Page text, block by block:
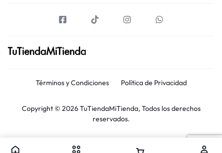
Términos y Condiciones Política de Privacidad
Copyright © 2026 TuTiendaMiTienda, Todos los derechos
reservados.